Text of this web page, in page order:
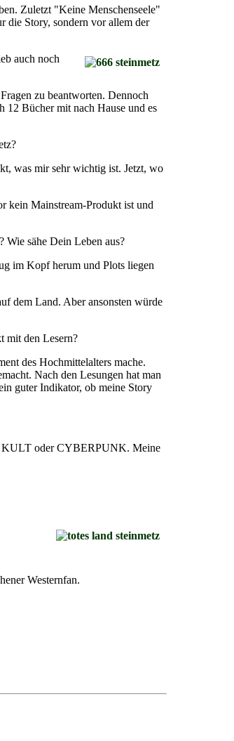
Zuletzt "Keine Menschenseele"
die Story, sondern vor allem der
auch noch
zu beantworten. Dennoch
12 Bücher mit nach Hause und es
was mir sehr wichtig ist. Jetzt, wo
kein Mainstream-Produkt ist und
Wie sähe Dein Leben aus?
im Kopf herum und Plots liegen
dem Land. Aber ansonsten würde
mit den Lesern?
des Hochmittelalters mache.
Nach den Lesungen hat man
guter Indikator, ob meine Story
KULT oder CYBERPUNK. Meine
Westernfan.